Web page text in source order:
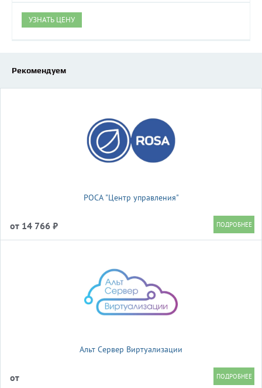
УЗНАТЬ ЦЕНУ
Рекомендуем
РОСА "Центр управления"
от 14 766 ₽
Альт Сервер Виртуализации
от